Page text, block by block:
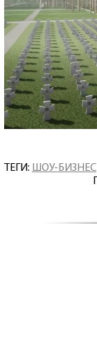
ТЕГИ: ШОУ-БИЗНЕС